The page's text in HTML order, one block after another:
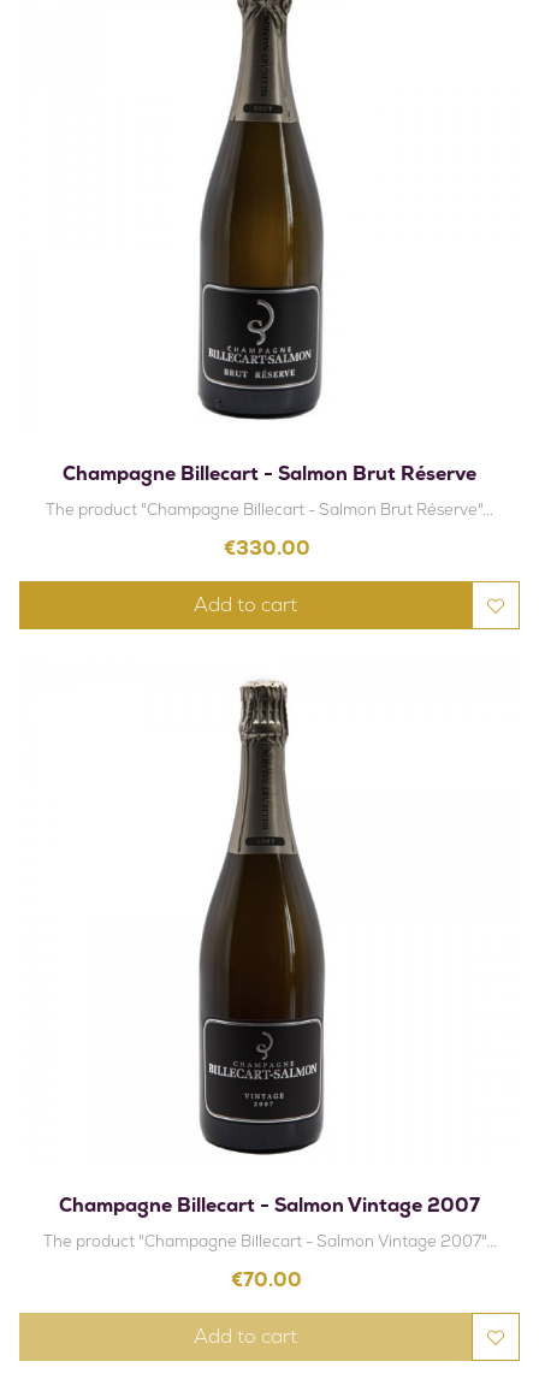
Champagne Billecart - Salmon Brut Réserve
The product "Champagne Billecart - Salmon Brut Réserve"...
Price
€330.00
Add to cart
Champagne Billecart - Salmon Vintage 2007
The product "Champagne Billecart - Salmon Vintage 2007"...
Price
€70.00
Add to cart